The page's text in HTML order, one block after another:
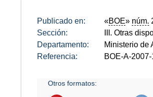
Publicado en: «BOE» núm.
Sección:
III. Otras
Departamento:
Ministerio de
Referencia:
BOE-A-
Otros formatos: